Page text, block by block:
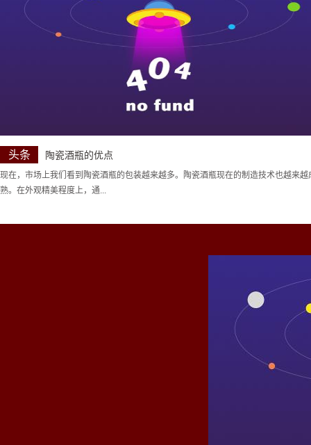
头条 陶瓷酒瓶的优点
现在，市场上我们看到陶瓷酒瓶的包装越来越多。陶瓷酒瓶现在的制造技术也越来越
熟。在外观精美程度上，通...